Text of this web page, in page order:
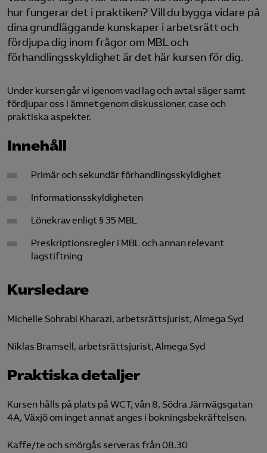
Logga in på Arbetsgivarguiden
Sök på almegautbildning.se
hur fungerar det i praktiken? Vill du bygga vidare på
dina grundläggande kunskaper i arbetsrätt och
fördjupa dig inom frågor om MBL och
förhandlingsskyldighet är det här kursen för dig.
Under kursen går vi igenom vad lag och avtal säger samt
fördjupar oss i ämnet genom diskussioner, case och
praktiska aspekter.
Innehåll
Primär och sekundär förhandlingsskyldighet
Informationsskyldigheten
Lönekrav enligt § 35 MBL
Preskriptionsregler i MBL och annan relevant
lagstiftning
Kursledare
Michelle Sohrabi Kharazi, arbetsrättsjurist, Almega Syd
Niklas Bramsell, arbetsrättsjurist, Almega Syd
Praktiska detaljer
Kursen hålls på plats på WCT, vån 8, Södra Järnvägsgatan
4A, Växjö om inget annat anges i bokningsbekräftelsen.
Kaffe/te och smörgås serveras från 08.30